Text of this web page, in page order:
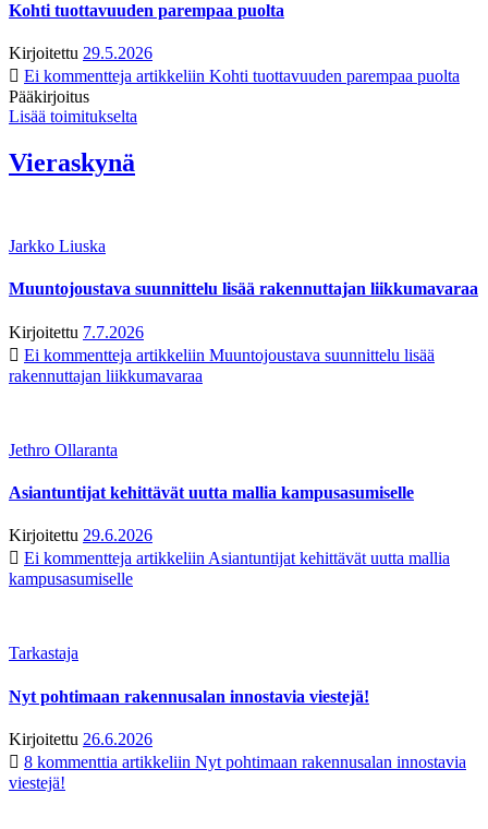
Kohti tuottavuuden parempaa puolta
Kirjoitettu 29.5.2026
Ei kommentteja artikkeliin Kohti tuottavuuden parempaa puolta
Pääkirjoitus
Lisää toimitukselta
Vieraskynä
Jarkko Liuska
Muuntojoustava suunnittelu lisää rakennuttajan liikkumavaraa
Kirjoitettu 7.7.2026
Ei kommentteja artikkeliin Muuntojoustava suunnittelu lisää
rakennuttajan liikkumavaraa
Jethro Ollaranta
Asiantuntijat kehittävät uutta mallia kampusasumiselle
Kirjoitettu 29.6.2026
Ei kommentteja artikkeliin Asiantuntijat kehittävät uutta mallia
kampusasumiselle
Tarkastaja
Nyt pohtimaan rakennusalan innostavia viestejä!
Kirjoitettu 26.6.2026
8 kommenttia artikkeliin Nyt pohtimaan rakennusalan innostavia
viestejä!